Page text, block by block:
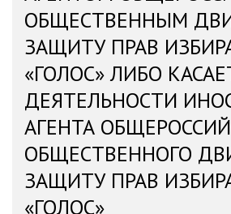
ОБЩЕСТВЕННЫМ
ЗАЩИТУ ПРАВ
«ГОЛОС» ЛИБО
ДЕЯТЕЛЬНОСТИ
АГЕНТА
ОБЩЕСТВЕННОГО
ЗАЩИТУ ПРАВ
«ГОЛОС»